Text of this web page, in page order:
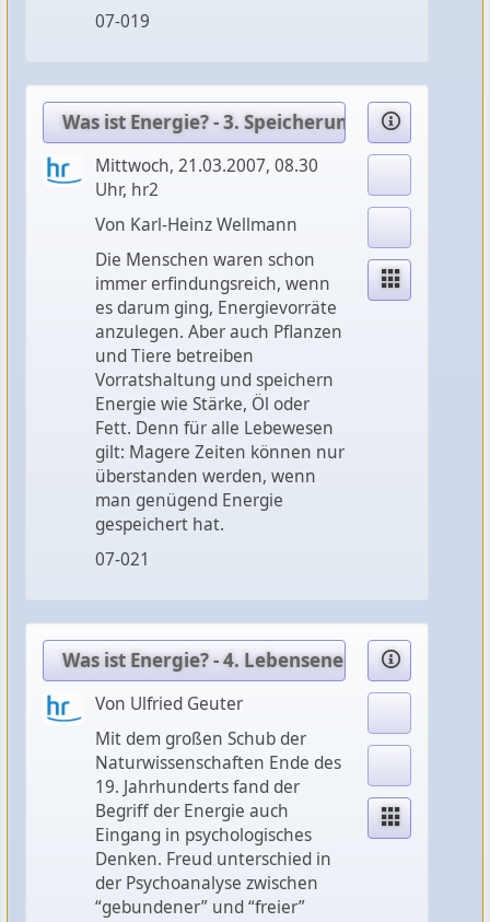
07-019
Was ist Energie? - 3. Speicherung
Mittwoch, 21.03.2007, 08.30
Uhr, hr2
Von Karl-Heinz Wellmann
Die Menschen waren schon
immer erfindungsreich, wenn
es darum ging, Energievorräte
anzulegen. Aber auch Pflanzen
und Tiere betreiben
Vorratshaltung und speichern
Energie wie Stärke, Öl oder
Fett. Denn für alle Lebewesen
gilt: Magere Zeiten können nur
überstanden werden, wenn
man genügend Energie
gespeichert hat.
07-021
Was ist Energie? - 4. Lebensenergie
Von Ulfried Geuter
Mit dem großen Schub der
Naturwissenschaften Ende des
19. Jahrhunderts fand der
Begriff der Energie auch
Eingang in psychologisches
Denken. Freud unterschied in
der Psychoanalyse zwischen
“gebundener” und “freier”